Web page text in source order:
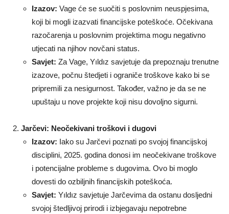
Izazov: Vage će se suočiti s poslovnim neuspjesima,
koji bi mogli izazvati financijske poteškoće. Očekivana
razočarenja u poslovnim projektima mogu negativno
utjecati na njihov novčani status.
Savjet: Za Vage, Yıldız savjetuje da prepoznaju trenutne
izazove, počnu štedjeti i ograniče troškove kako bi se
pripremili za nesigurnost. Također, važno je da se ne
upuštaju u nove projekte koji nisu dovoljno sigurni.
Jarčevi: Neočekivani troškovi i dugovi
Izazov: Iako su Jarčevi poznati po svojoj financijskoj
disciplini, 2025. godina donosi im neočekivane troškove
i potencijalne probleme s dugovima. Ovo bi moglo
dovesti do ozbiljnih financijskih poteškoća.
Savjet: Yıldız savjetuje Jarčevima da ostanu dosljedni
svojoj štedljivoj prirodi i izbjegavaju nepotrebne